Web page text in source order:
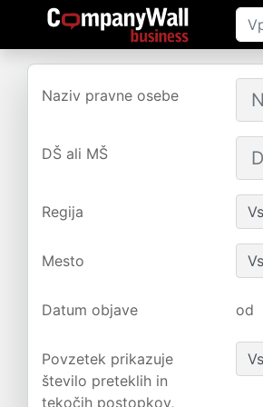
Naziv pravne osebe
DŠ ali MŠ
Regija
Mesto
Datum objave od
Povzetek prikazuje
število preteklih in
tekočih postopkov,